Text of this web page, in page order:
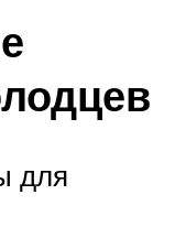
для